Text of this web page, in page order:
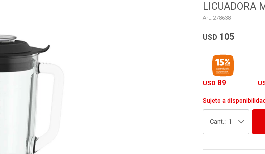
LICUADORA
278638
USD 105
USD 89
Sujeto a
1